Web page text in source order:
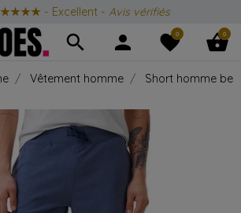
- Excellent - Avis vérifiés
search person favorite
0 shopping_basket
0
Vêtement homme Short homme